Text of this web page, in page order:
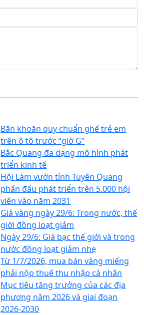
Băn khoăn quy chuẩn ghế trẻ em
trên ô tô trước “giờ G”
Bắc Quang đa dạng mô hình phát
triển kinh tế
Hội Làm vườn tỉnh Tuyên Quang
phấn đấu phát triển trên 5.000 hội
viên vào năm 2031
Giá vàng ngày 29/6: Trong nước, thế
giới đồng loạt giảm
Ngày 29/6: Giá bạc thế giới và trong
nước đồng loạt giảm nhẹ
Từ 1/7/2026, mua bán vàng miếng
phải nộp thuế thu nhập cá nhân
Mục tiêu tăng trưởng của các địa
phương năm 2026 và giai đoạn
2026-2030